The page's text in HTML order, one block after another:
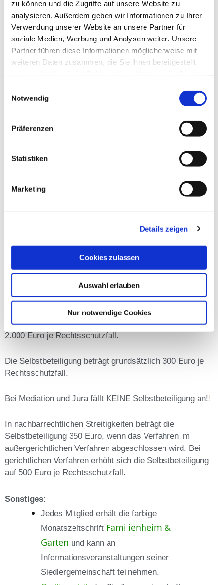
zu können und die Zugriffe auf unsere Website zu
analysieren. Außerdem geben wir Informationen zu Ihrer
Verwendung unserer Website an unsere Partner für
soziale Medien, Werbung und Analysen weiter. Unsere
Partner führen diese Informationen möglicherweise mit
weiteren Daten zusammen, die Sie ihnen bereitgestellt
Notwendig
Präferenzen
Statistiken
Marketing
Details zeigen
Cookies zulassen
Auswahl erlauben
Nur notwendige Cookies
Achtung: Versichert als Bauherr gegenüber
Haftpflichtschäden, die einem Dritten entstehen! Keine
Unfallversicherung für Bauhelfer.
Gewässerschadenhaftpflichtversicherung
Heizöltanks mit bis zu 30.000 Liter
Grundstück.
Wohnung- und Grundstücksrechtsschutz
Der Rechtsschutz für Mitglieder umfasst Rechtsschutz-
Leistungen in außergerichtlichen und gerichtlichen
Auseinandersetzungen um Erschließungs- oder
Anliegerabgaben, z.B. wenn die Stadtverwaltung
oder Kanalnetz fordert.
Im Rahmen der Gruppenversicherung zahlen wir in allen
versicherten Rechtsangelegenheiten Kosten bis zu
500.000 Euro je Rechtsschutzfall.
Bei nachbarrechtlichen Angelegenheiten beträgt die
Versicherungssumme
2.000 Euro je Rechtsschutzfall.
Die Selbstbeteiligung beträgt grundsätzlich 300 Euro je
Rechtsschutzfall.
Bei Mediation und Jura fällt KEINE Selbstbeteiligung an!!
In nachbarrechtlichen Streitigkeiten beträgt die
Selbstbeteiligung 350 Euro, wenn das Verfahren im
außergerichtlichen Verfahren abgeschlossen wird. Bei
gerichtlichen Verfahren erhöht sich die Selbstbeteiligung
auf 500 Euro je Rechtsschutzfall.
Sonstiges:
Jedes Mitglied erhält die farbige
Monatszeitschrift Familienheim &
Garten und kann an
Informationsveranstaltungen seiner
Siedlergemeinschaft teilnehmen.